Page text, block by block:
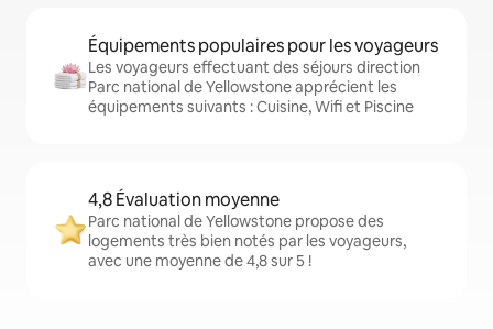
Équipements populaires pour les voyageurs
Les voyageurs effectuant des séjours direction
Parc national de Yellowstone apprécient les
équipements suivants : Cuisine, Wifi et Piscine
4,8 Évaluation moyenne
Parc national de Yellowstone propose des
logements très bien notés par les voyageurs,
avec une moyenne de 4,8 sur 5 !